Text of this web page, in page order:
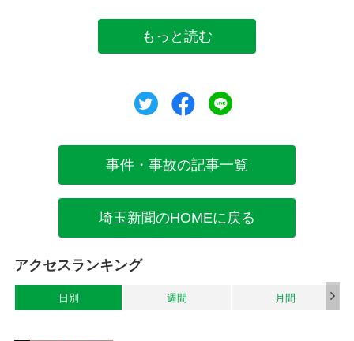
もっと読む
ツイートシェア
事件・事故の記事一覧
埼玉新聞のHOMEに戻る
アクセスランキング
日別 週間 月間